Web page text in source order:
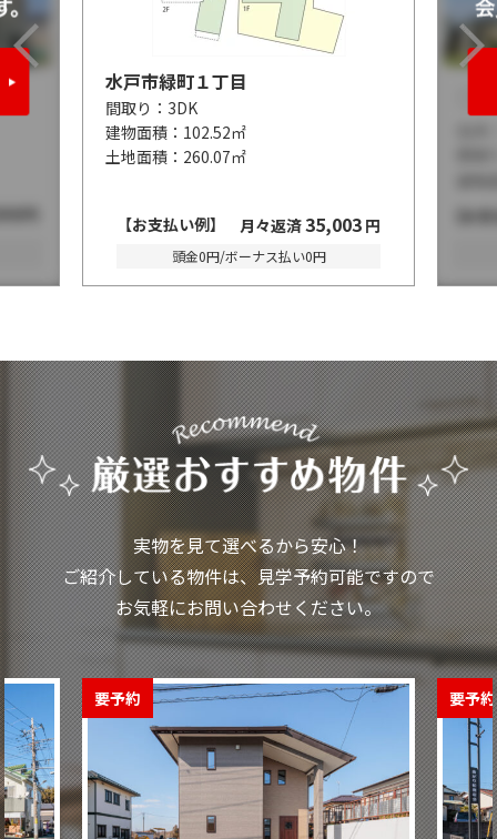
水戸市緑町１丁目
間取り： 3DK
建物面積： 102.52㎡
土地面積： 260.07㎡
【お支払い例】 月々返済 35,003 円
頭金0円/ボーナス払い0円
実物を見て選べるから安心！
ご紹介している物件は、見学予約可能ですので
お気軽にお問い合わせください。
要予約 要予約